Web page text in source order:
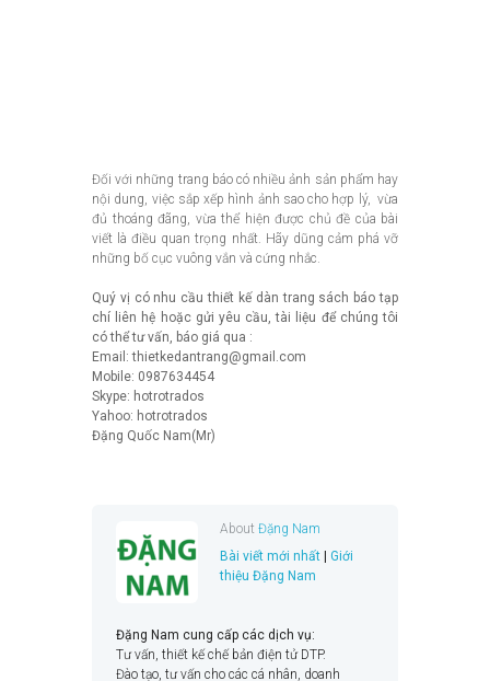
Đối với những trang báo có nhiều ảnh sản phẩm hay
nội dung, việc sắp xếp hình ảnh sao cho hợp lý, vừa
đủ thoáng đãng, vừa thể hiện được chủ đề của bài
viết là điều quan trọng nhất. Hãy dũng cảm phá vỡ
những bố cục vuông vắn và cứng nhắc.
Quý vị có nhu cầu thiết kế dàn trang sách báo tạp
chí liên hệ hoặc gửi yêu cầu, tài liệu để chúng tôi
có thể tư vấn, báo giá qua :
Email: thietkedantrang@gmail.com
Mobile: 0987634454
Skype: hotrotrados
Yahoo: hotrotrados
Đặng Quốc Nam(Mr)
AboutĐặng Nam
Bài viết mới nhất |Giới
thiệu Đặng Nam
Đặng Nam cung cấp các dịch vụ:
Tư vấn, thiết kế chế bản điện tử DTP.
Đào tạo, tư vấn cho các cá nhân, doanh